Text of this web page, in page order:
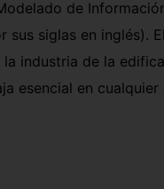
de
sus siglas en inglés).
industria de la
esencial en